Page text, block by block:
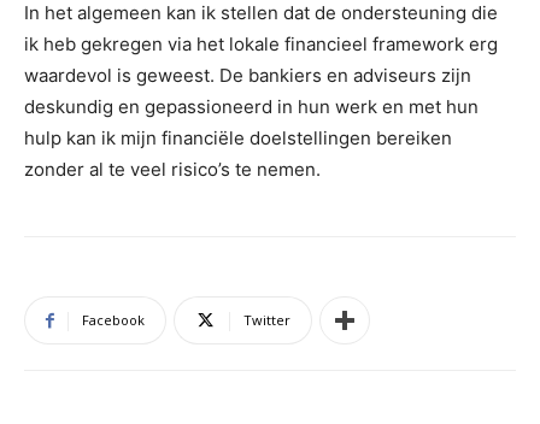
In het algemeen kan ik stellen dat de ondersteuning die
ik heb gekregen via het lokale financieel framework erg
waardevol is geweest. De bankiers en adviseurs zijn
deskundig en gepassioneerd in hun werk en met hun
hulp kan ik mijn financiële doelstellingen bereiken
zonder al te veel risico’s te nemen.
Facebook Twitter